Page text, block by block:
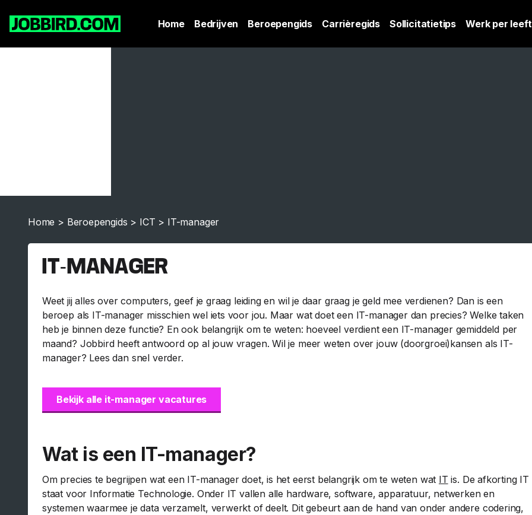
Home Bedrijven Beroepengids Carrièregids Sollicitatietips Werk per
Home > Beroepengids > ICT > IT-manager
IT-MANAGER
Weet jij alles over computers, geef je graag leiding en wil je daar graag je geld mee verdienen? Dan is een
beroep als IT-manager misschien wel iets voor jou. Maar wat doet een IT-manager dan precies? Welke taken
heb je binnen deze functie? En ook belangrijk om te weten: hoeveel verdient een IT-manager gemiddeld per
maand? Jobbird heeft antwoord op al jouw vragen. Wil je meer weten over jouw (doorgroei)kansen als IT-
manager? Lees dan snel verder.
Bekijk alle it-manager vacatures
Wat is een IT-manager?
Om precies te begrijpen wat een IT-manager doet, is het eerst belangrijk om te weten wat IT is. De afkorting IT
staat voor Informatie Technologie. Onder IT vallen alle hardware, software, apparatuur, netwerken en
systemen waarmee je data verzamelt, verwerkt of deelt. Dit gebeurt aan de hand van onder andere codering,